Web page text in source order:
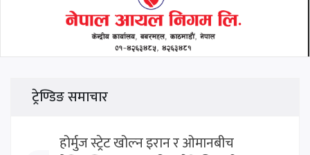
ट्रेण्डिङ समाचार
होर्मुज स्ट्रेट खोल्न इरान र ओमानबीच